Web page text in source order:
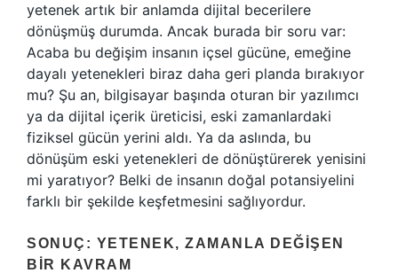
yetenek artık bir anlamda dijital becerilere
dönüşmüş durumda. Ancak burada bir soru var:
Acaba bu değişim insanın içsel gücüne, emeğine
dayalı yetenekleri biraz daha geri planda bırakıyor
mu? Şu an, bilgisayar başında oturan bir yazılımcı
ya da dijital içerik üreticisi, eski zamanlardaki
fiziksel gücün yerini aldı. Ya da aslında, bu
dönüşüm eski yetenekleri de dönüştürerek yenisini
mi yaratıyor? Belki de insanın doğal potansiyelini
farklı bir şekilde keşfetmesini sağlıyordur.
SONUÇ: YETENEK, ZAMANLA DEĞIŞEN
BIR KAVRAM